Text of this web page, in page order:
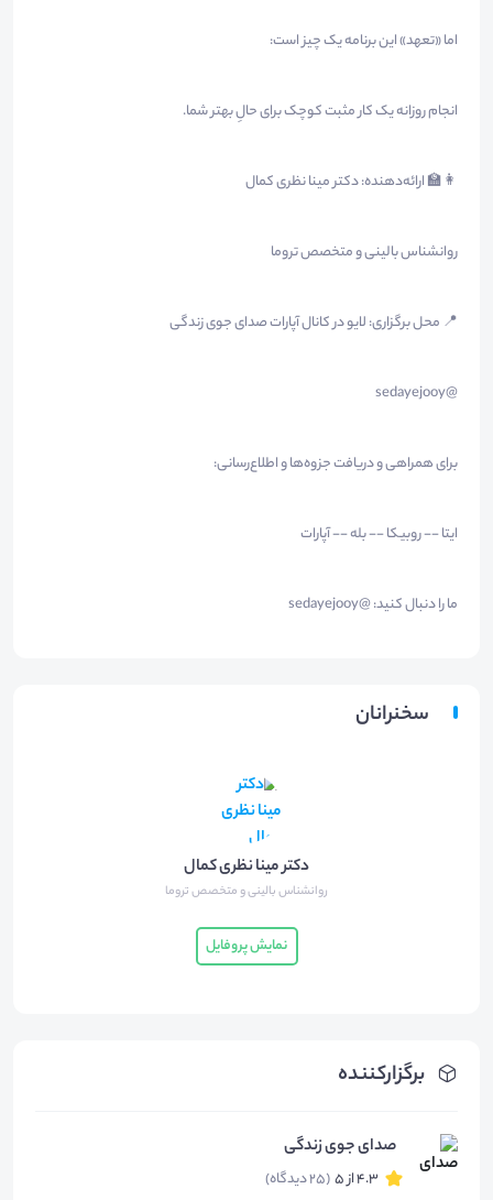
برگزارکننده
صدای جوی زندگی
4.3 از 5 (25 دیدگاه)
اما «تعهد» این برنامه یک چیز است:
انجام روزانه یک کار مثبت کوچک برای حالِ بهتر شما.
👩‍🏫 ارائه‌دهنده: دکتر مینا نظری کمال
روانشناس بالینی و متخصص تروما
📍 محل برگزاری: لایو در کانال آپارات صدای جوی زندگی
@sedayejooy
برای همراهی و دریافت جزوه‌ها و اطلاع‌رسانی:
ایتا -- روبیکا -- بله -- آپارات
ما را دنبال کنید: @sedayejooy
سخنرانان
دکتر مینا نظری کمال
روانشناس بالینی و متخصص تروما
نمایش پروفایل